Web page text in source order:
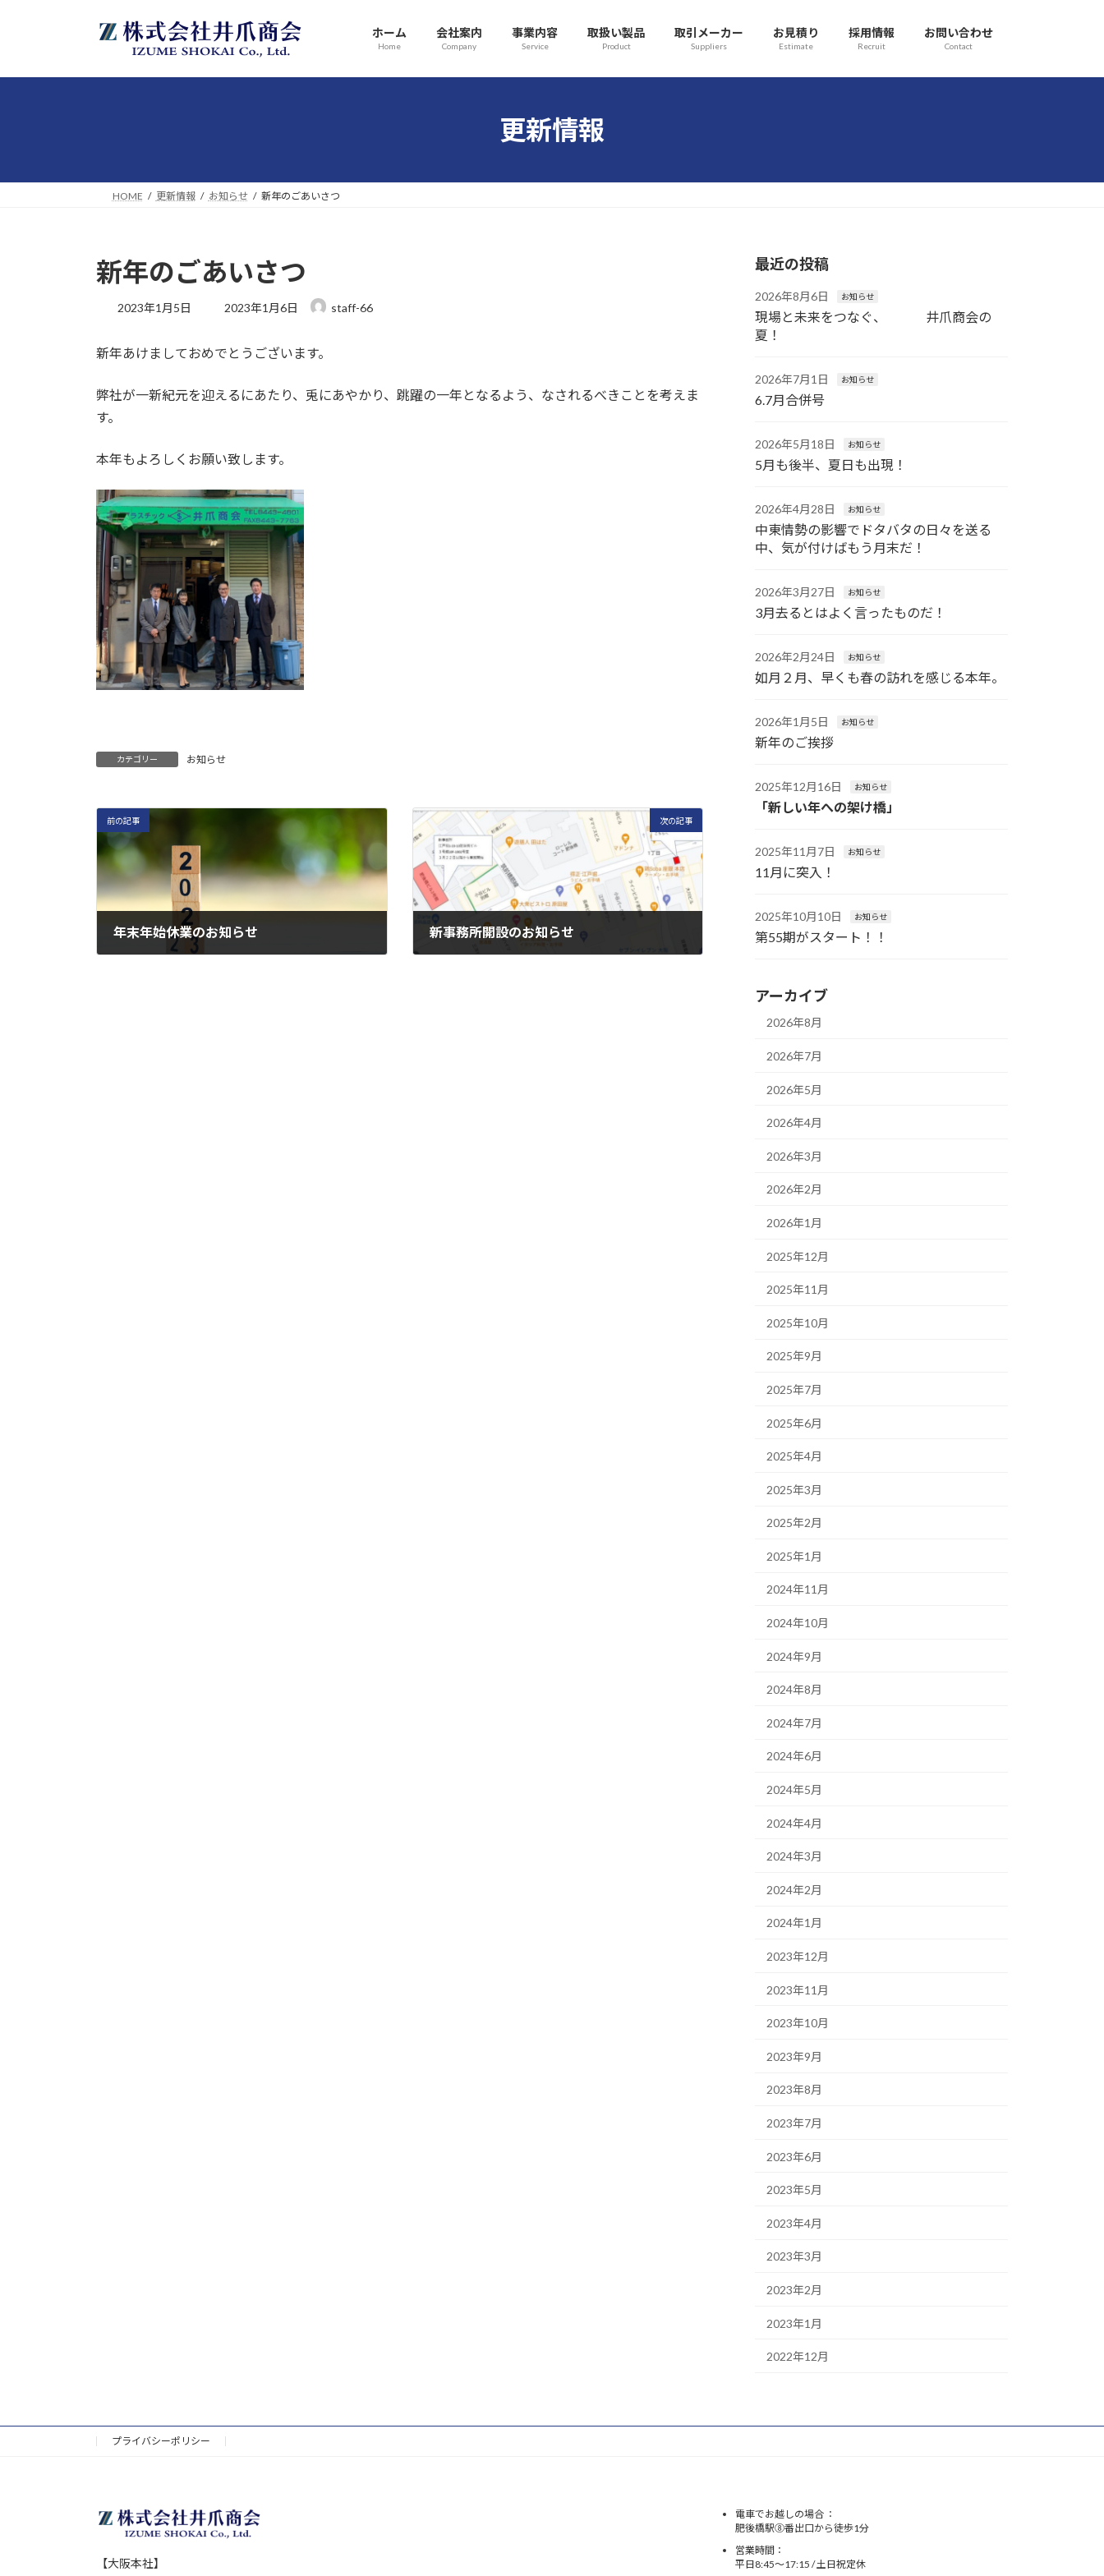
プ
動
ホーム
Home
会社案内
Company
事業内容
Service
取扱い製品
Product
取引メーカー
Suppliers
お見積り
Estimate
採用情報
Recruit
お問い合わせ
Contact
更新情報
HOME 更新情報 お知らせ 新年のごあいさつ
新年のごあいさつ
2023年1月5日
最
新
:
2023年1月6日 staff-66
新年あけましておめでとうございます。
弊社が一新紀元を迎えるにあたり、兎にあやかり、跳躍の一年となるよう、なされるべきことを考えま
す。
本年もよろしくお願い致します。
カテゴリー お知らせ
前の記事
年末年始休業のお知らせ
次の記事
新事務所開設のお知らせ
最近の投稿
2026年8月6日 お知らせ
現場と未来をつなぐ、 井爪商会の
夏！
2026年7月1日 お知らせ
6.7月合併号
2026年5月18日 お知らせ
5月も後半、夏日も出現！
2026年4月28日 お知らせ
中東情勢の影響でドタバタの日々を送る
中、気が付けばもう月末だ！
2026年3月27日 お知らせ
3月去るとはよく言ったものだ！
2026年2月24日 お知らせ
如月２月、早くも春の訪れを感じる本年。
2026年1月5日 お知らせ
新年のご挨拶
2025年12月16日 お知らせ
「新しい年への架け橋」
2025年11月7日 お知らせ
11月に突入！
2025年10月10日 お知らせ
第55期がスタート！！
アーカイブ
2026年8月
2026年7月
2026年5月
2026年4月
2026年3月
2026年2月
2026年1月
2025年12月
2025年11月
2025年10月
2025年9月
2025年7月
2025年6月
2025年4月
2025年3月
2025年2月
2025年1月
2024年11月
2024年10月
2024年9月
2024年8月
2024年7月
2024年6月
2024年5月
2024年4月
2024年3月
2024年2月
2024年1月
2023年12月
2023年11月
2023年10月
2023年9月
2023年8月
2023年7月
2023年6月
2023年5月
2023年4月
2023年3月
2023年2月
2023年1月
2022年12月
プライバシーポリシー
【大阪本社】
電車でお越しの場合 ：
肥後橋駅⑧番出口から徒歩1分
営業時間：
平日8:45～17:15 / 土日祝定休